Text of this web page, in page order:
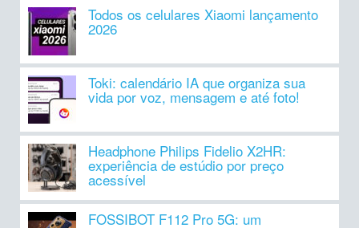
Todos os celulares Xiaomi lançamento
2026
Toki: calendário IA que organiza sua
vida por voz, mensagem e até foto!
Headphone Philips Fidelio X2HR:
experiência de estúdio por preço
acessível
FOSSIBOT F112 Pro 5G: um